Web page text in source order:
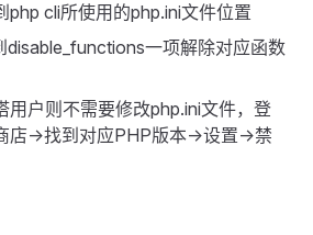
php cli所使用的php.ini文件位置
disable_functions一项解除对应函数
用户则不需要修改php.ini文件，登
店->找到对应PHP版本->设置->禁